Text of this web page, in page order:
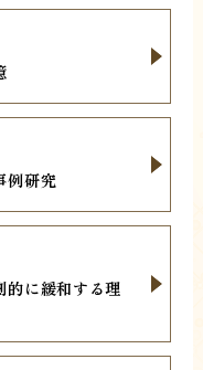
例研究
的に緩和する理